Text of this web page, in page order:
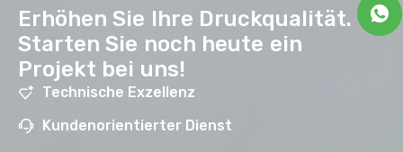
Erhöhen Sie Ihre Druckqualität.
Starten Sie noch heute ein
Projekt bei uns!
Technische Exzellenz
Kundenorientierter Dienst